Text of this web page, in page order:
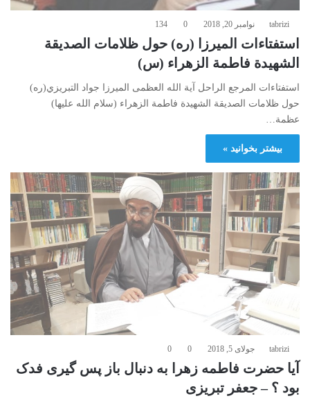
tabrizi نوامبر 20, 2018 0
134
استفتاءات الميرزا (ره) حول ظلامات الصديقة
الشهيدة فاطمة الزهراء (س)
استفتاءات المرجع الراحل آية الله العظمى الميرزا جواد التبريزي(ره)
حول ظلامات الصديقة الشهيدة فاطمة الزهراء (سلام الله عليها)
عظمة…
بیشتر بخوانید »
tabrizi جولای 5, 2018 0
0
آیا حضرت فاطمه زهرا به دنبال باز پس گیری فدک
بود ؟ – جعفر تبریزی